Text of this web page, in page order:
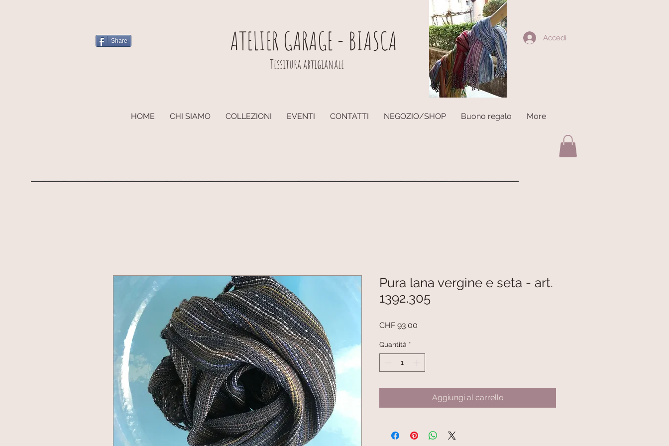
Share ATELIER GARAGE - BIASCA
Tessitura artigianale
Accedi
HOME CHI SIAMO COLLEZIONI EVENTI CONTATTI NEGOZIO/SHOP Buono regalo More
Pura lana vergine e seta - art.
1392.305
CHF 93.00
Quantità *
Aggiungi al carrello